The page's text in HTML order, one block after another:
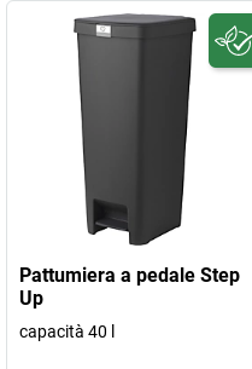
Pattumiera a pedale Step
Up
capacità 40 l